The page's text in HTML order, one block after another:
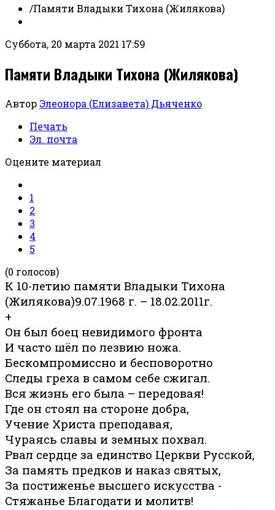
/Памяти Владыки Тихона (Жилякова)
Суббота, 20 марта 2021 17:59
Памяти Владыки Тихона (Жилякова)
Автор Элеонора (Елизавета) Дьяченко
Печать
Эл. почта
Оцените материал
1
2
3
4
5
(0 голосов)
К 10-летию памяти Владыки Тихона
(Жилякова)9.07.1968 г. – 18.02.2011г.
+
Он был боец невидимого фронта
И часто шёл по лезвию ножа.
Бескомпромиссно и бесповоротно
Следы греха в самом себе сжигал.
Вся жизнь его была – передовая!
Где он стоял на стороне добра,
Учение Христа преподавая,
Чураясь славы и земных похвал.
Рвал сердце за единство Церкви Русской,
За память предков и наказ святых,
За постиженье высшего искусства -
Стяжанье Благодати и молитв!